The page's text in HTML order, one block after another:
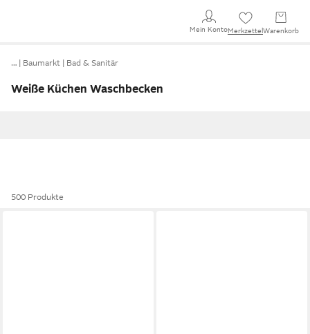
Mein KontoMerkzettel Warenkorb
… Baumarkt Bad & Sanitär
Weiße Küchen Waschbecken
500 Produkte